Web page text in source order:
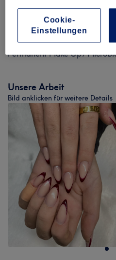
Wimpernlifting / - Färben )
Augenbrauen (2)
Permanent Make Up /
Unsere Arbeit
Bild anklicken für weitere Details
Cookie-
Einstellungen